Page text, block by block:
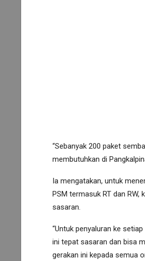
“Sebanyak 200 paket
membutuhkan di
Ia mengatakan, untuk
PSM termasuk RT dan
sasaran.
“Untuk penyaluran ke
ini tepat sasaran dan bisa
gerakan ini kepada semua